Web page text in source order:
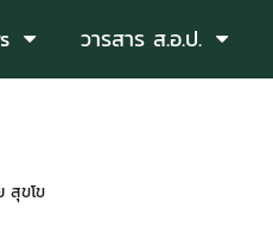
วารสาร ส.อ.ป.
สุขโข